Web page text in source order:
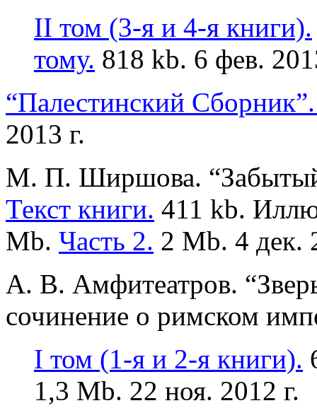
II том (3-я и 4-я книги).
тому. 818 kb. 6 фев.
“Палестинский
2013 г.
М. П. Ширшова. “Забытый
Текст книги. 411 kb.
Mb. Часть 2. 2 Mb. 4 дек.
А. В. Амфитеатров.
сочинение о римском
I том (1-я и 2-я книги).
1,3 Mb. 22 ноя. 2012 г.